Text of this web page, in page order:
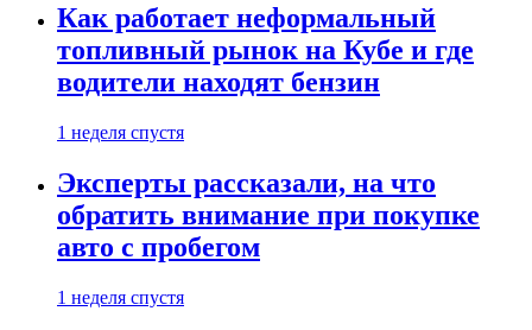
Как работает неформальный
топливный рынок на Кубе и где
водители находят бензин
1 неделя спустя
Эксперты рассказали, на что
обратить внимание при покупке
авто с пробегом
1 неделя спустя